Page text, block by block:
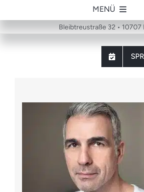
MENÜ
Home
Bleibtreustraße 32 • 10707